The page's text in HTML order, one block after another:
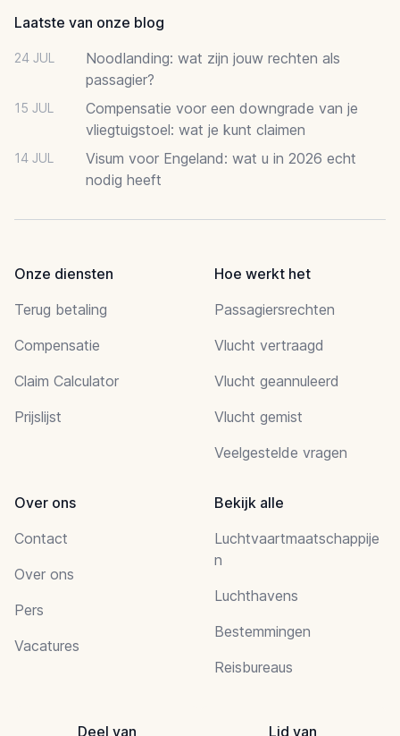
Laatste van onze blog
24 JUL
Noodlanding: wat zijn jouw rechten als
passagier?
15 JUL
Compensatie voor een downgrade van je
vliegtuigstoel: wat je kunt claimen
14 JUL
Visum voor Engeland: wat u in 2026 echt
nodig heeft
Onze diensten
Terug betaling
Compensatie
Claim Calculator
Prijslijst
Hoe werkt het
Passagiersrechten
Vlucht vertraagd
Vlucht geannuleerd
Vlucht gemist
Veelgestelde vragen
Over ons
Contact
Over ons
Pers
Vacatures
Bekijk alle
Luchtvaartmaatschappije
n
Luchthavens
Bestemmingen
Reisbureaus
Deel van Lid van